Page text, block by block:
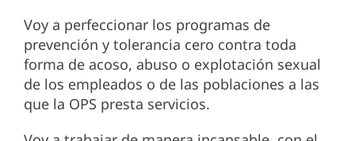
Voy a perfeccionar los programas de
prevención y tolerancia cero contra toda
forma de acoso, abuso o explotación sexual
de los empleados o de las poblaciones a las
que la OPS presta servicios.